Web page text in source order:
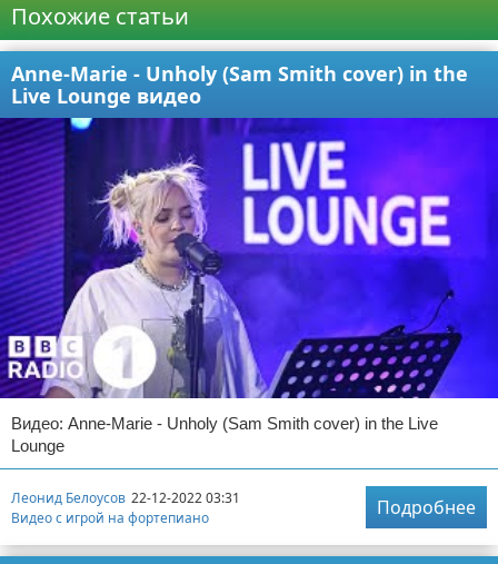
Похожие статьи
Anne-Marie - Unholy (Sam Smith cover) in the
Live Lounge видео
Видео: Anne-Marie - Unholy (Sam Smith cover) in the Live
Lounge
Леонид Белоусов 22-12-2022 03:31
Видео с игрой на фортепиано
Подробнее